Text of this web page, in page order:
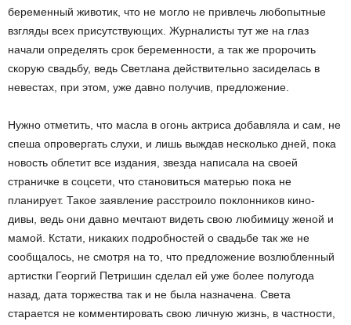
беременный животик, что не могло не привлечь любопытные
взгляды всех присутствующих. Журналисты тут же на глаз
начали определять срок беременности, а так же пророчить
скорую свадьбу, ведь Светлана действительно засиделась в
невестах, при этом, уже давно получив, предложение.
Нужно отметить, что масла в огонь актриса добавляла и сам, не
спеша опровергать слухи, и лишь выждав несколько дней, пока
новость облетит все издания, звезда написала на своей
страничке в соцсети, что становиться матерью пока не
планирует. Такое заявление расстроило поклонников кино-
дивы, ведь они давно мечтают видеть свою любимицу женой и
мамой. Кстати, никаких подробностей о свадьбе так же не
сообщалось, не смотря на то, что предложение возлюбленный
артистки Георгий Петришин сделал ей уже более полугода
назад, дата торжества так и не была назначена. Света
старается не комментировать свою личную жизнь, в частности,